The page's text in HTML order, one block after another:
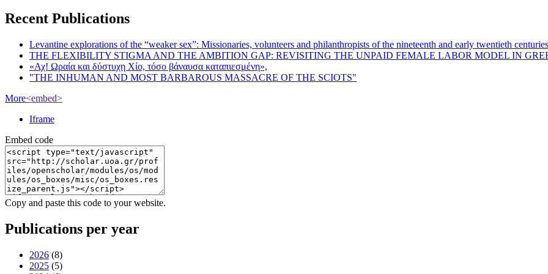
Recent Publications
Levantine explorations of the “weaker sex”: Missionaries, volunteers and philanthropists of the nineteenth and early twentieth centuries
THE FLEXIBILITY STIGMA AND THE AMBITION GAP: REVISITING THE UNPAID FEMALE LABOR MODEL IN
«Αχ! Ωραία και δύστυχη Χίο, τόσο βάναυσα καταπιεσμένη»,
"THE INHUMAN AND MOST BARBAROUS MASSACRE OF THE SCIOTS"
More<embed>
Iframe
Embed code
Copy and paste this code to your website.
Publications per year
2026 (8)
2025 (5)